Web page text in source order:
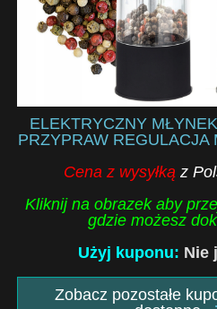
ELEKTRYCZNY
PRZYPRAW REGULACJA
Cena z wysyłkąz
Kliknij na obrazek aby
gdzie możesz
Użyj kuponu: Nie
Zobacz pozostałe